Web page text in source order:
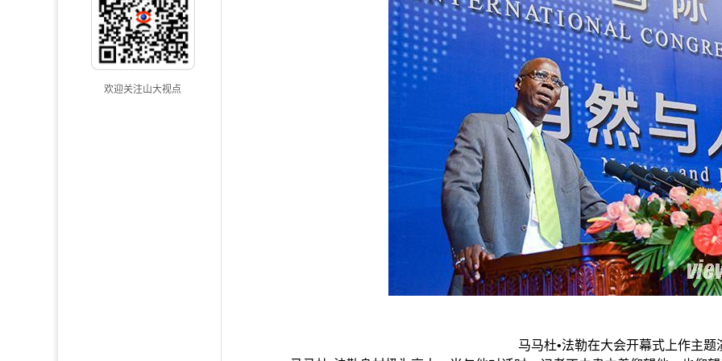
欢迎关注山大视点
马马杜•法勒在大会开幕式上作主题